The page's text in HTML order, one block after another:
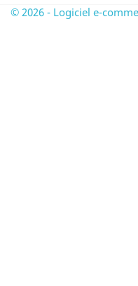
© 2026 - Logiciel e-